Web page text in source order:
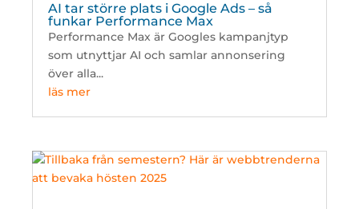
AI tar större plats i Google Ads – så
funkar Performance Max
Performance Max är Googles kampanjtyp
som utnyttjar AI och samlar annonsering
över alla...
läs mer